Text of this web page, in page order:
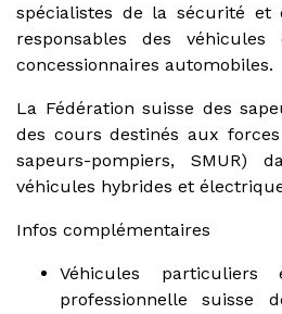
spécialistes de la sécurité
responsables des
concessionnaires automobiles.
La Fédération suisse des
des cours destinés aux
sapeurs-pompiers, SMUR)
véhicules hybrides et
Infos complémentaires
Véhicules
professionnelle suisse